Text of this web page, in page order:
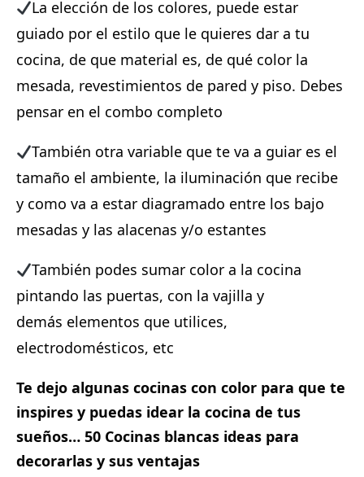
La elección de los colores, puede estar
guiado por el estilo que le quieres dar a tu
cocina, de que material es, de qué color la
mesada, revestimientos de pared y piso. Debes
pensar en el combo completo⁣
También otra variable que te va a guiar es el
tamaño el ambiente, la iluminación que recibe
y como va a estar diagramado entre los bajo
mesadas y las alacenas y/o estantes⁣
También podes sumar color a la cocina
pintando las puertas, con la vajilla y
demás elementos que utilices,
electrodomésticos, etc
Te dejo algunas cocinas con color para que te
inspires y puedas idear la cocina de tus
sueños⁣… 50 Cocinas blancas ideas para
decorarlas y sus ventajas